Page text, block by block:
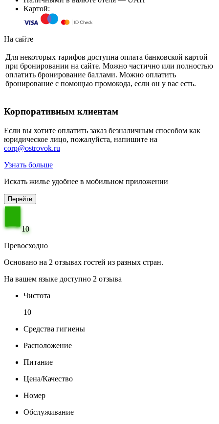
Картой:
На сайте
Для некоторых тарифов доступна оплата банковской картой
при бронировании на сайте. Можно частично или полностью
оплатить бронирование баллами. Можно оплатить
бронирование с помощью промокода, если он у вас есть.
Корпоративным клиентам
Если вы хотите оплатить заказ безналичным способом как
юридическое лицо, пожалуйста, напишите на
corp@ostrovok.ru
Узнать больше
Искать жилье удобнее в мобильном приложении
Перейти
10
Превосходно
Основано на 2 отзывах гостей из разных стран.
На вашем языке доступно 2 отзыва
Чистота
10
Средства гигиены
Расположение
Питание
Цена/Качество
Номер
Обслуживание